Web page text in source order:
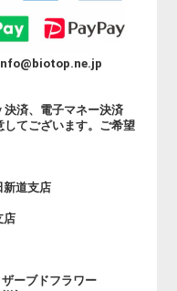
決済、電子マネー決済
してございます。ご希望
新道支店
店
ーブドフラワー